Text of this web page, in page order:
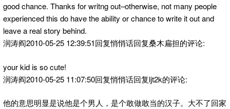
good chance. Thanks for writng out–otherwise, not many people
experienced this do have the ability or chance to write it out and
leave a real story behind.
润涛阎2010-05-25 12:39:51回复悄悄话回复桑木扁担的评论:
your kid is so cute!
润涛阎2010-05-25 11:07:50回复悄悄话回复ljt2k的评论:
他的意思明显是说他是个男人，是个敢做敢当的汉子。大不了回家